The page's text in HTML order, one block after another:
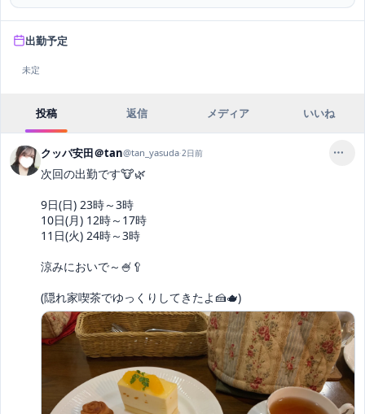
出勤予定
未定
投稿 返信 メディア いいね
クッパ安田＠tan@tan_yasuda·2日前
次回の出勤です🐮🌿‬
9日(日) 23時～3時
10日(月) 12時～17時
11日(火) 24時～3時
涼みにおいで～🍧🥄
(隠れ家喫茶でゆっくりしてきたよ🍰🫖)